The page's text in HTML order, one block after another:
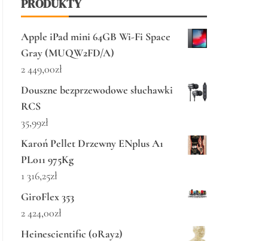
PRODUKTY
Apple iPad mini 64GB Wi-Fi Space
Gray (MUQW2FD/A)
2 449,00zł
Douszne bezprzewodowe słuchawki
RCS
35,99zł
Karoń Pellet Drzewny ENplus A1
PL011 975Kg
1 316,25zł
GiroFlex 353
2 424,00zł
Heinescientific (0Ray2)